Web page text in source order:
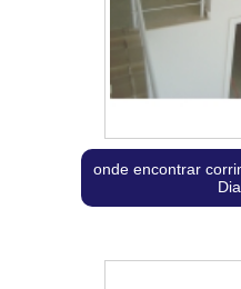
onde encontrar